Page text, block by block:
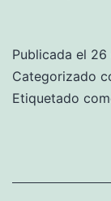
Publicada el 26
Categorizado
Etiquetado